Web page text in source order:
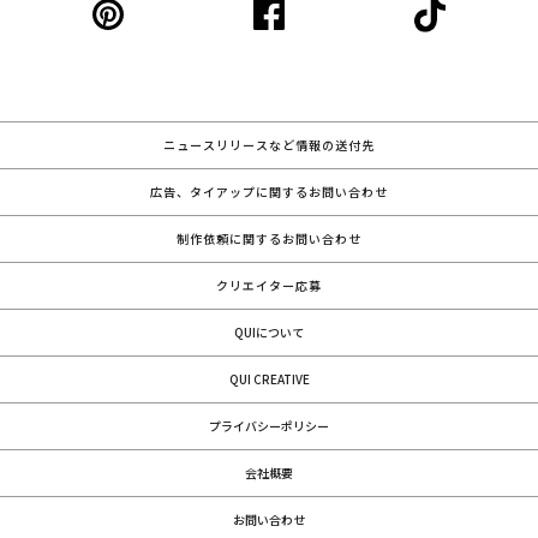
ニュースリリースなど情報の送付先
広告、タイアップに関するお問い合わせ
制作依頼に関するお問い合わせ
クリエイター応募
QUIについて
QUI CREATIVE
プライバシーポリシー
会社概要
お問い合わせ